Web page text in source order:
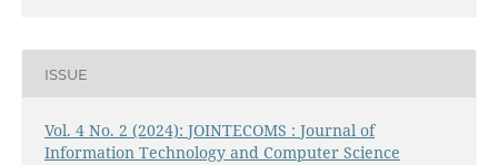
ISSUE
Vol. 4 No. 2 (2024): JOINTECOMS : Journal of
Information Technology and Computer Science